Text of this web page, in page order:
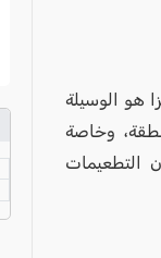
هو الوسيلة
وخاصة
التطعيمات